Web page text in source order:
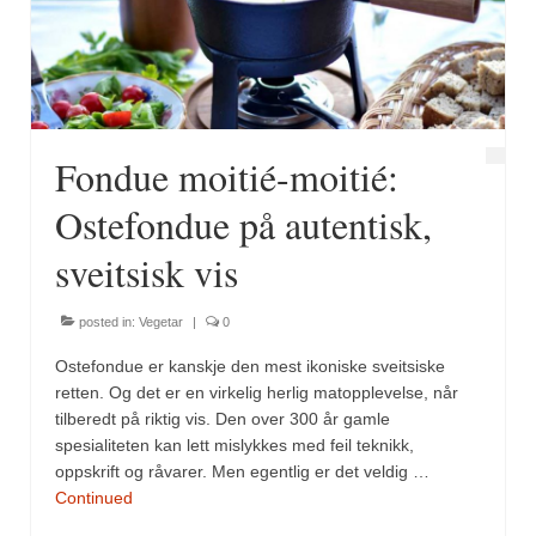
Fugl
Gryteretter
Snacks
Supper
Vegetar
Krydder, oppskrifter
Albóndigaskrydder
Bouquet garni
Fondue moitié-moitié:
Ostefondue på autentisk,
sveitsisk vis
posted in: Vegetar | 0
Ostefondue er kanskje den mest ikoniske sveitsiske
retten. Og det er en virkelig herlig matopplevelse, når
tilberedt på riktig vis. Den over 300 år gamle
spesialiteten kan lett mislykkes med feil teknikk,
oppskrift og råvarer. Men egentlig er det veldig …
Continued